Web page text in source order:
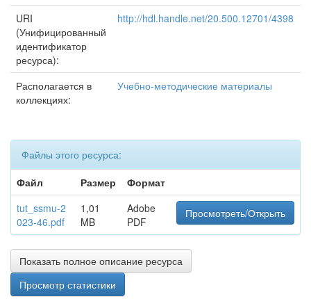
URI
(Унифицированный
идентификатор
ресурса):
http://hdl.handle.net/20.500.12701/4398
Располагается в
коллекциях:
Учебно-методические материалы
Файлы этого ресурса:
Файл
Размер
Формат
tut_ssmu-2
023-46.pdf
1,01
MB
Adobe
PDF
Просмотреть/Открыть
Показать полное описание ресурса
Просмотр статистики